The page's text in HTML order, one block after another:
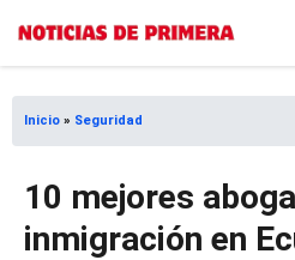
Saltar
contenido
Inicio » Seguridad
10 mejores
inmigración en